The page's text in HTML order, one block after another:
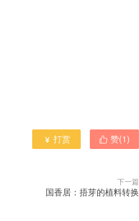
 赞(1)
 打赏
下一篇
国香居：捂芽的植料转换